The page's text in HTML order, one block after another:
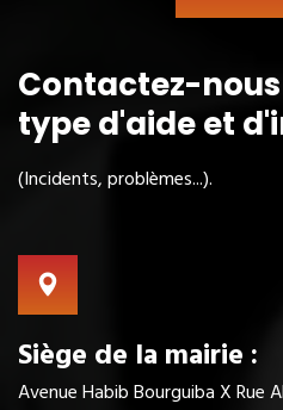
Contactez-
typed'aide et
(Incidents, problèmes...).
Siège de la mairie :
Avenue Habib Bourguiba X Rue